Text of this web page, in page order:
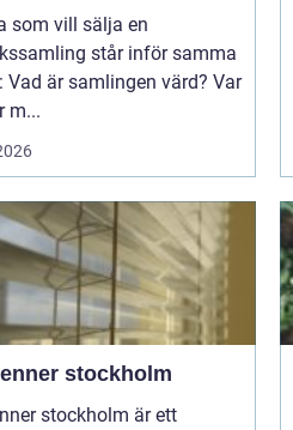
som vill sälja en
står inför samma
Vad är samlingen värd? Var
m...
stockholm
stockholm är ett